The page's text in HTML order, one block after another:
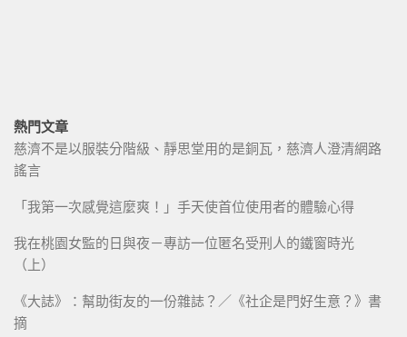
熱門文章
慈濟不是以服裝分階級、靜思堂用的是銅瓦，慈濟人澄清網路
謠言
「我第一次感覺這麼爽！」手天使首位使用者的體驗心得
我在桃園女監的日與夜－專訪一位匿名受刑人的鐵窗時光
（上）
《大誌》：幫助街友的一份雜誌？／《社企是門好生意？》書
摘